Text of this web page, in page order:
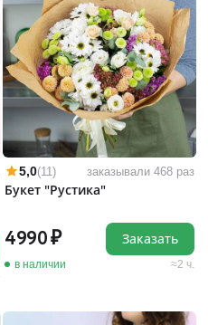
5,0(11) заказывали 468 раз
Букет "Рустика"
4990
в наличии 2 ч.
Заказать